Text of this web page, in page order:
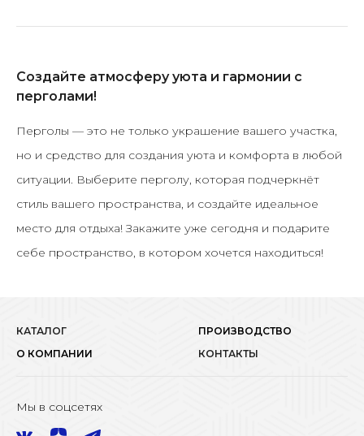
Создайте атмосферу уюта и гармонии с
перголами!
Перголы — это не только украшение вашего участка,
но и средство для создания уюта и комфорта в любой
ситуации. Выберите перголу, которая подчеркнёт
стиль вашего пространства, и создайте идеальное
место для отдыха! Закажите уже сегодня и подарите
себе пространство, в котором хочется находиться!
КАТАЛОГ
ПРОИЗВОДСТВО
О КОМПАНИИ
КОНТАКТЫ
Мы в соцсетях